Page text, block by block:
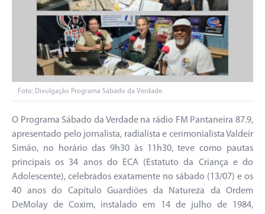
Foto: Divulgação Programa Sábado da Verdade.
O Programa Sábado da Verdade na rádio FM Pantaneira 87.9,
apresentado pelo jornalista, radialista e cerimonialista Valdeir
Simão, no horário das 9h30 às 11h30, teve como pautas
principais os 34 anos do ECA (Estatuto da Criança e do
Adolescente), celebrados exatamente no sábado (13/07) e os
40 anos do Capítulo Guardiões da Natureza da Ordem
DeMolay de Coxim, instalado em 14 de julho de 1984,